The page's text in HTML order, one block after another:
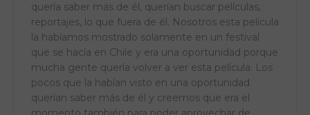
quería saber más de él, querían buscar películas,
reportajes, lo que fuera de él. Nosotros esta película
la habíamos mostrado solamente en un festival
que se hacía en Chile y era una oportunidad porque
mucha gente quería volver a ver esta película. Los
pocos que la habían visto en una oportunidad
querían saber más de él y creemos que era el